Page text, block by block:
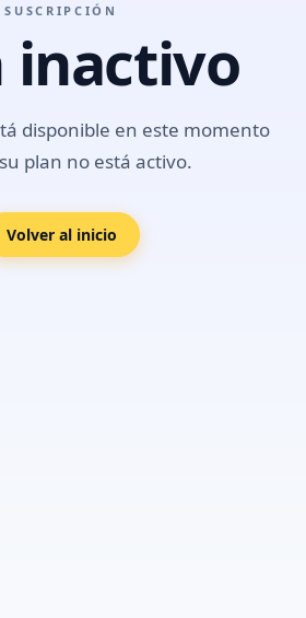
SUSCRIPCIÓN
inactivo
disponible en este momento
plan no está activo.
Volver al inicio